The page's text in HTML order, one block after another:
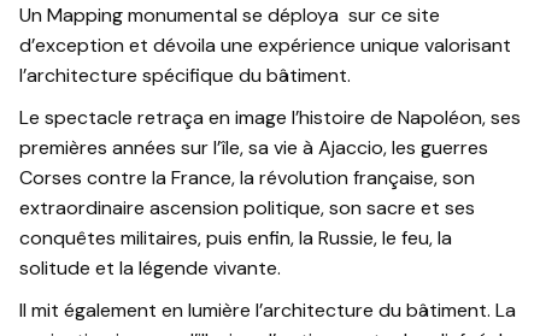
Un Mapping monumental se déploya sur ce site
d’exception et dévoila une expérience unique valorisant
l’architecture spécifique du bâtiment.
Le spectacle retraça en image l’histoire de Napoléon, ses
premières années sur l’île, sa vie à Ajaccio, les guerres
Corses contre la France, la révolution française, son
extraordinaire ascension politique, son sacre et ses
conquêtes militaires, puis enfin, la Russie, le feu, la
solitude et la légende vivante.
Il mit également en lumière l’architecture du bâtiment. La